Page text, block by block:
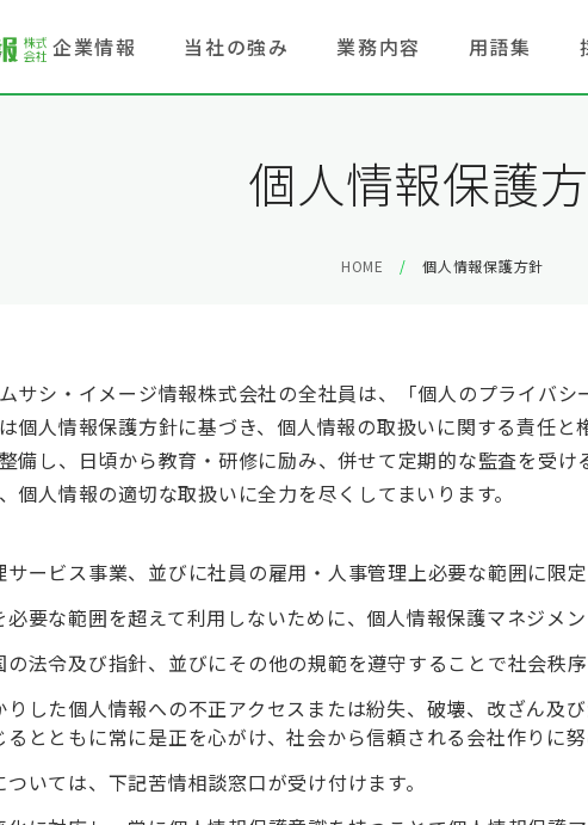
企業情報 当社の強み 業務内容 用語集
個人情報保護
HOME 個人情報保護方針
サシ・イメージ情報株式会社の全社員は、「個人のプライバシ
個人情報保護方針に基づき、個人情報の取扱いに関する責任
備し、日頃から教育・研修に励み、併せて定期的な監査を受
個人情報の適切な取扱いに全力を尽くしてまいります。
ービス事業、並びに社員の雇用・人事管理上必要な範囲に限定
要な範囲を超えて利用しないために、個人情報保護マネジメ
法令及び指針、並びにその他の規範を遵守することで社会秩序
した個人情報への不正アクセスまたは紛失、破壊、改ざん及
とともに常に是正を心がけ、社会から信頼される会社作りに努
いては、下記苦情相談窓口が受け付けます。